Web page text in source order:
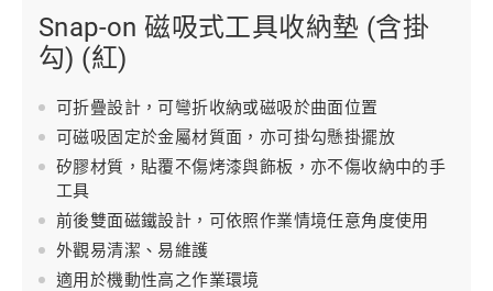
Snap-on 磁吸式工具收納墊 (含掛
勾) (紅)
可折疊設計，可彎折收納或磁吸於曲面位置
可磁吸固定於金屬材質面，亦可掛勾懸掛擺放
矽膠材質，貼覆不傷烤漆與飾板，亦不傷收納中的手
工具
前後雙面磁鐵設計，可依照作業情境任意角度使用
外觀易清潔、易維護
適用於機動性高之作業環境